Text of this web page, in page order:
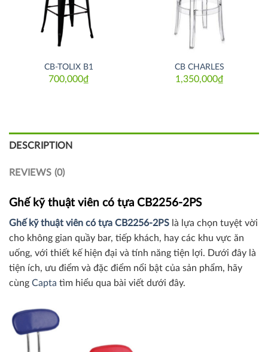
CB-TOLIX B1
700,000₫
CB CHARLES
1,350,000₫
DESCRIPTION
REVIEWS (0)
Ghế kỹ thuật viên có tựa CB2256-2PS
Ghế kỹ thuật viên có tựa CB2256-2PS là lựa chọn tuyệt vời
cho không gian quầy bar, tiếp khách, hay các khu vực ăn
uống, với thiết kế hiện đại và tính năng tiện lợi. Dưới đây là
tiện ích, ưu điểm và đặc điểm nổi bật của sản phẩm, hãy
cùng Capta tìm hiểu qua bài viết dưới đây.